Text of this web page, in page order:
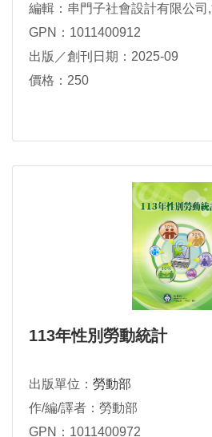
編輯：串門子社會設計有限公
府民政局,桃園市政府社會局,桃
經濟發展局,桃園市政府衛生局
GPN：1011400912
出版／創刊日期：2025-09
價格：250
113年性別勞動統計
出版單位： 勞動部
作/編/譯者：勞動部
GPN：1011400972